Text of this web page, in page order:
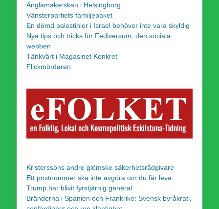
Änglamakerskan i Helsingborg
Vänsterpartiets familjepaket
En dömd palestinier i Israel behöver inte vara skyldig
Nya tips och tricks för Fediversum, den sociala
webben
Tänkvärt i Magasinet Konkret
Flickmördaren
Kristerssons andre glömske säkerhetsrådgivare
Ett postnummer ska inte avgöra om du får leva
Trump har blivit fyrstjärnig general
Bränderna i Spanien och Frankrike: Svensk byråkrati,